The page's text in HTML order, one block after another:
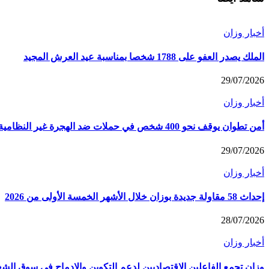
أخبار وزان
الملك يصدر العفو على 1788 شخصا بمناسبة عيد العرش المجيد
29/07/2026
أخبار وزان
أمن تطوان يوقف نحو 400 شخص في حملات ضد الهجرة غير النظامية
29/07/2026
أخبار وزان
إحداث 58 مقاولة جديدة بوزان خلال الأشهر الخمسة الأولى من 2026
28/07/2026
أخبار وزان
وزان تجمع الفاعلين الاقتصاديين لدعم التكوين والإدماج في سوق